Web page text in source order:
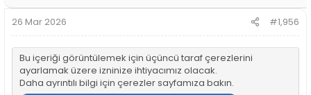
:
26 Mar 2026 #1,956
Bu içeriği görüntülemek için üçüncü taraf çerezlerini
ayarlamak üzere izninize ihtiyacımız olacak.
Daha ayrıntılı bilgi için çerezler sayfamıza bakın.